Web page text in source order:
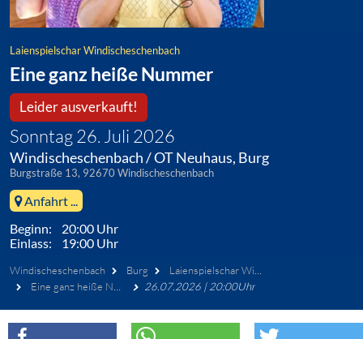
Laienspielschar Windischeschenbach
Eine ganz heiße Nummer
Leider ausverkauft!
Sonntag 26. Juli 2026
Windischeschenbach / OT Neuhaus, Burg
Burgstraße 13, 92670 Windischeschenbach
Anfahrt ...
Beginn: 20:00 Uhr
Einlass: 19:00 Uhr
Windischeschenbach Burg
Laienspielschar Windischeschenbach
Eine ganz heiße Nummer
26.07.2026 | 20:00Uhr